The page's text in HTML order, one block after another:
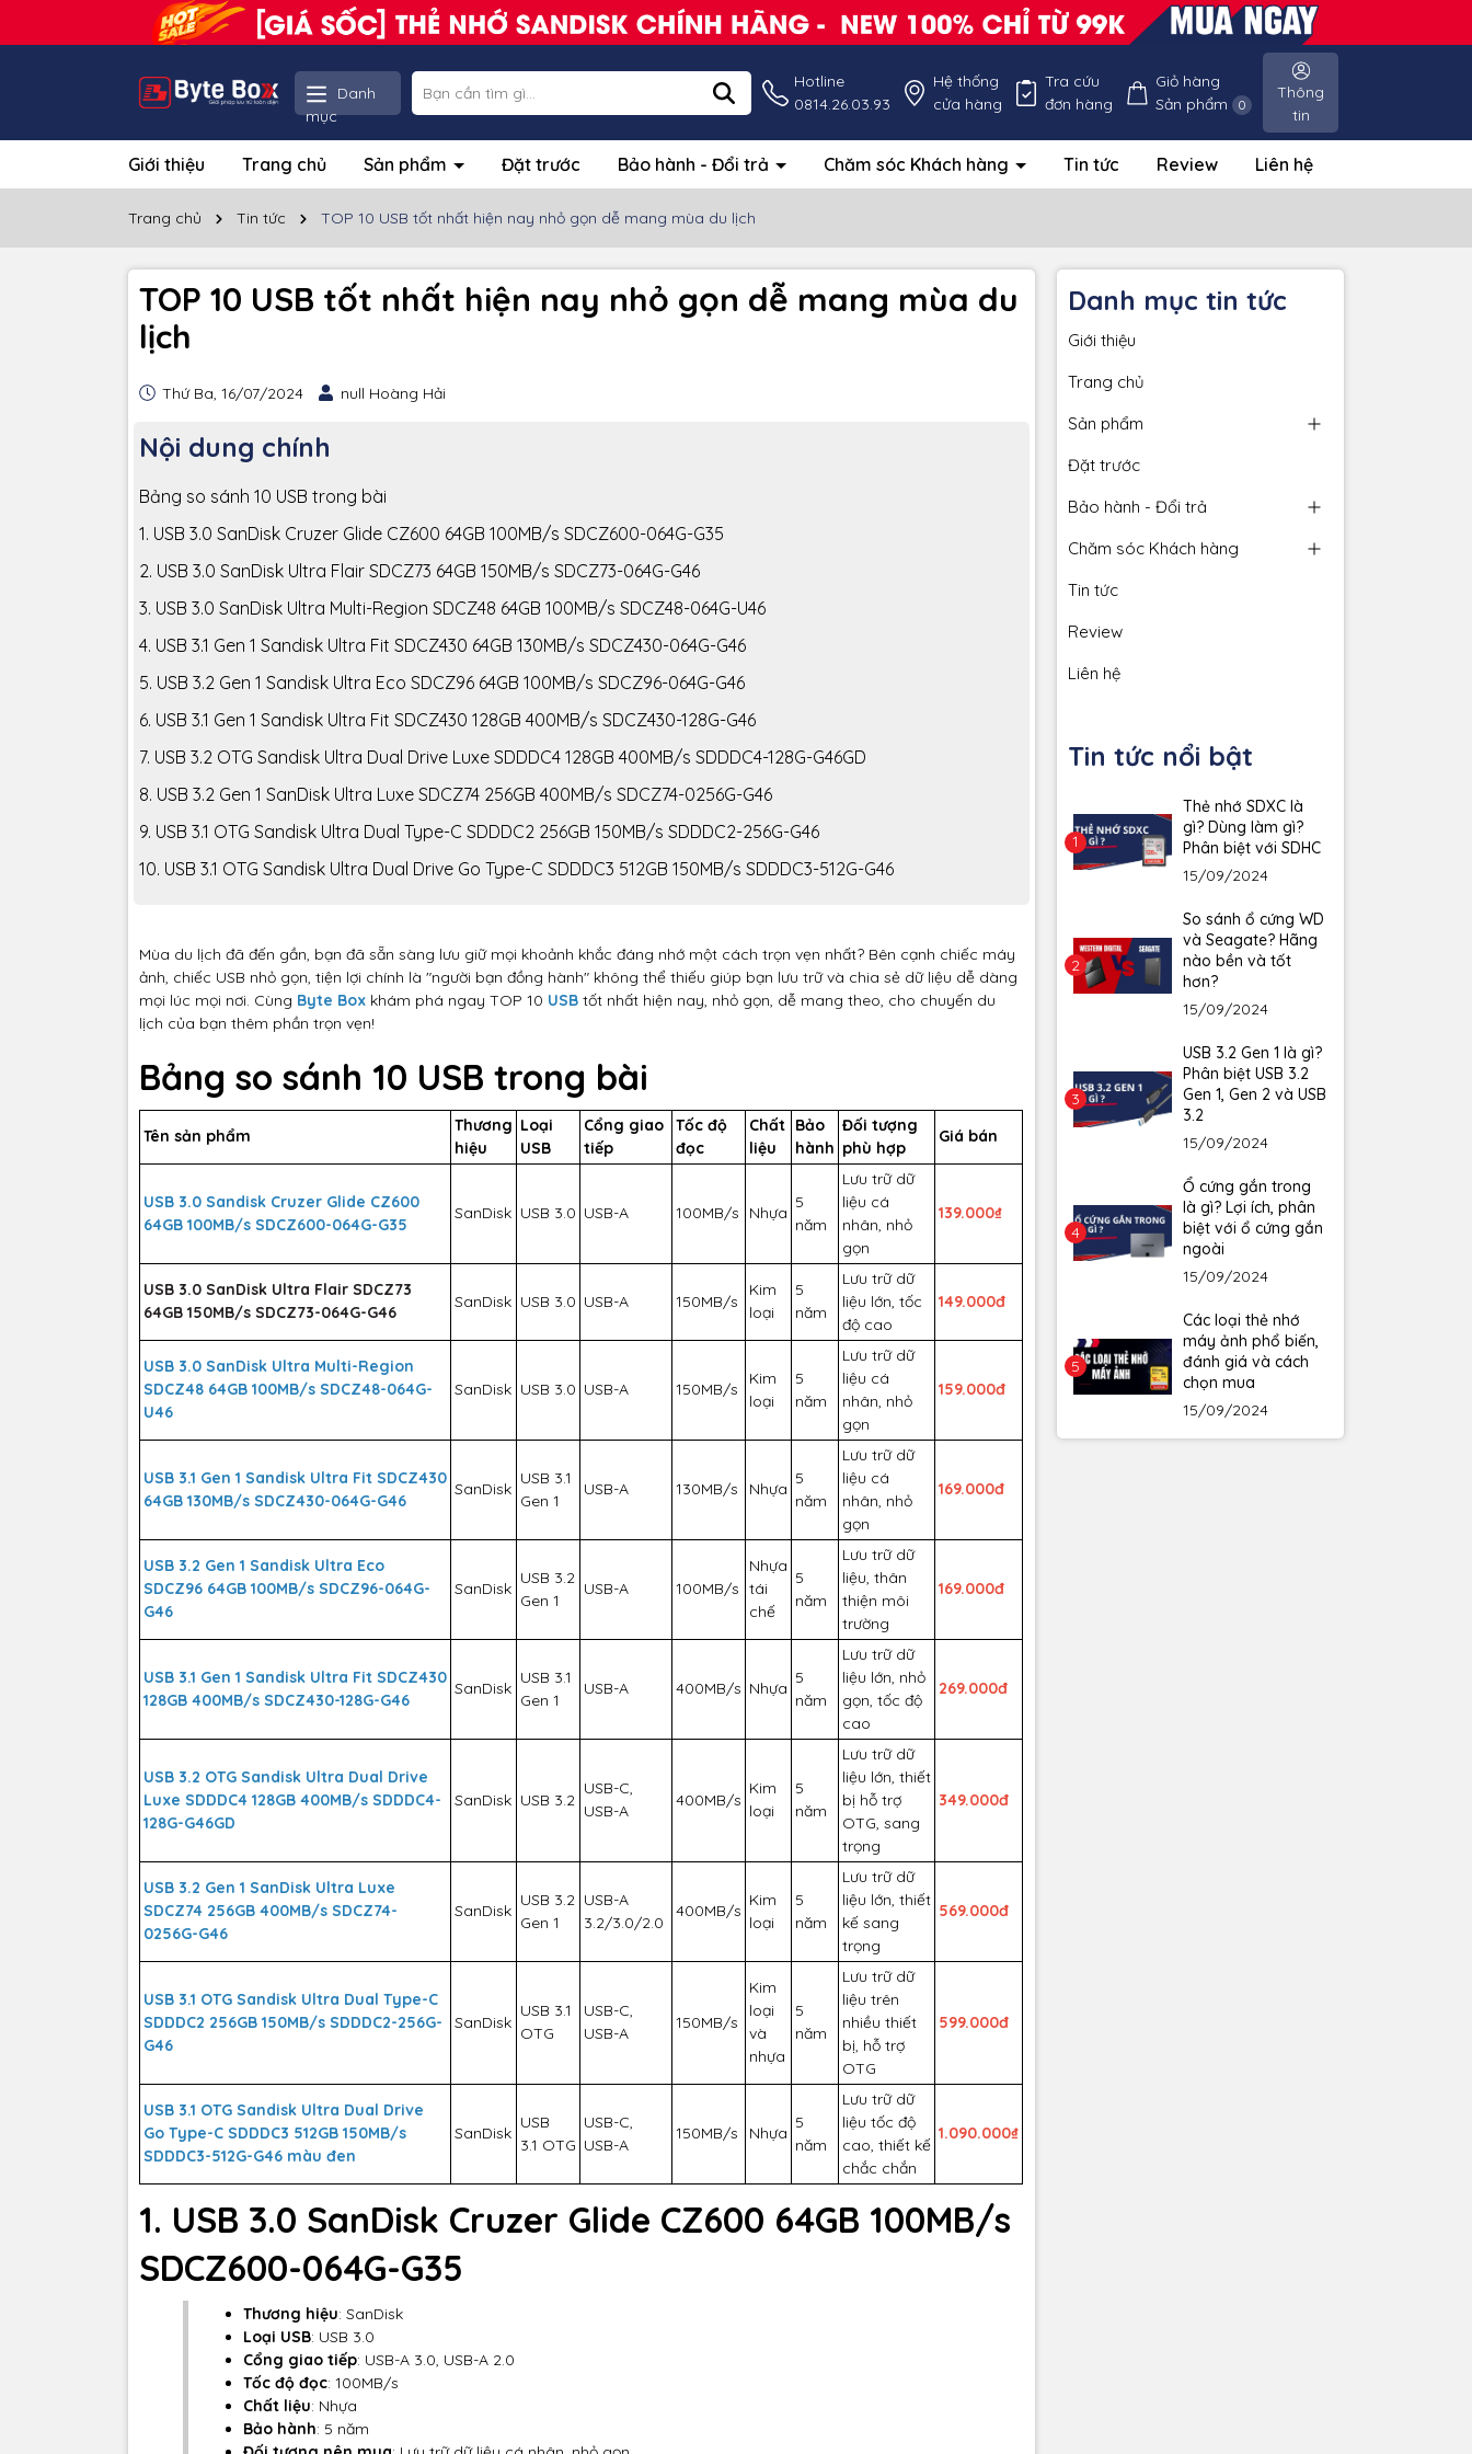
Danh
mục
Hotline
0814.26.03.93
Hệ thống
cửa hàng
Tra cứu
đơn hàng
Giỏ hàng
Sản phẩm 0
Thông
tin
Giới thiệu Trang chủ Sản phẩm Đặt trước Bảo hành - Đổi trả Chăm sóc Khách hàng Tin tức Review Liên hệ
Trang chủ Tin tức TOP 10 USB tốt nhất hiện nay nhỏ gọn dễ mang mùa du lịch
TOP 10 USB tốt nhất hiện nay nhỏ gọn dễ mang mùa du
lịch
Thứ Ba, 16/07/2024 null Hoàng Hải
Nội dung chính
Bảng so sánh 10 USB trong bài
1. USB 3.0 SanDisk Cruzer Glide CZ600 64GB 100MB/s SDCZ600-064G-G35
2. USB 3.0 SanDisk Ultra Flair SDCZ73 64GB 150MB/s SDCZ73-064G-G46
3. USB 3.0 SanDisk Ultra Multi-Region SDCZ48 64GB 100MB/s SDCZ48-064G-U46
4. USB 3.1 Gen 1 Sandisk Ultra Fit SDCZ430 64GB 130MB/s SDCZ430-064G-G46
5. USB 3.2 Gen 1 Sandisk Ultra Eco SDCZ96 64GB 100MB/s SDCZ96-064G-G46
6. USB 3.1 Gen 1 Sandisk Ultra Fit SDCZ430 128GB 400MB/s SDCZ430-128G-G46
7. USB 3.2 OTG Sandisk Ultra Dual Drive Luxe SDDDC4 128GB 400MB/s SDDDC4-128G-G46GD
8. USB 3.2 Gen 1 SanDisk Ultra Luxe SDCZ74 256GB 400MB/s SDCZ74-0256G-G46
9. USB 3.1 OTG Sandisk Ultra Dual Type-C SDDDC2 256GB 150MB/s SDDDC2-256G-G46
10. USB 3.1 OTG Sandisk Ultra Dual Drive Go Type-C SDDDC3 512GB 150MB/s SDDDC3-512G-G46
Mùa du lịch đã đến gần, bạn đã sẵn sàng lưu giữ mọi khoảnh khắc đáng nhớ một cách trọn vẹn nhất? Bên cạnh chiếc máy
ảnh, chiếc USB nhỏ gọn, tiện lợi chính là "người bạn đồng hành" không thể thiếu giúp bạn lưu trữ và chia sẻ dữ liệu dễ dàng
mọi lúc mọi nơi. Cùng Byte Box khám phá ngay TOP 10 USB tốt nhất hiện nay, nhỏ gọn, dễ mang theo, cho chuyến du
lịch của bạn thêm phần trọn vẹn!
Bảng so sánh 10 USB trong bài
Tên sản phẩm
Thương
hiệu
Loại
USB
Cổng giao
tiếp
Tốc độ
đọc
Chất
liệu
Bảo
hành
Đối tượng
phù hợp
Giá bán
USB 3.0 Sandisk Cruzer Glide CZ600
64GB 100MB/s SDCZ600-064G-G35
SanDisk USB 3.0 USB-A 100MB/s Nhựa
5
năm
Lưu trữ dữ
liệu cá
nhân, nhỏ
gọn
139.000₫
USB 3.0 SanDisk Ultra Flair SDCZ73
64GB 150MB/s SDCZ73-064G-G46
SanDisk USB 3.0 USB-A 150MB/s
Kim
loại
5
năm
Lưu trữ dữ
liệu lớn, tốc
độ cao
149.000đ
USB 3.0 SanDisk Ultra Multi-Region
SDCZ48 64GB 100MB/s SDCZ48-064G-
U46
SanDisk USB 3.0 USB-A 150MB/s
Kim
loại
5
năm
Lưu trữ dữ
liệu cá
nhân, nhỏ
gọn
159.000đ
USB 3.1 Gen 1 Sandisk Ultra Fit SDCZ430
64GB 130MB/s SDCZ430-064G-G46
SanDisk
USB 3.1
Gen 1
USB-A 130MB/s Nhựa
5
năm
Lưu trữ dữ
liệu cá
nhân, nhỏ
gọn
169.000đ
USB 3.2 Gen 1 Sandisk Ultra Eco
SDCZ96 64GB 100MB/s SDCZ96-064G-
G46
SanDisk
USB 3.2
Gen 1
USB-A 100MB/s
Nhựa
tái
chế
5
năm
Lưu trữ dữ
liệu, thân
thiện môi
trường
169.000đ
USB 3.1 Gen 1 Sandisk Ultra Fit SDCZ430
128GB 400MB/s SDCZ430-128G-G46
SanDisk
USB 3.1
Gen 1
USB-A 400MB/s Nhựa
5
năm
Lưu trữ dữ
liệu lớn, nhỏ
gọn, tốc độ
cao
269.000đ
USB 3.2 OTG Sandisk Ultra Dual Drive
Luxe SDDDC4 128GB 400MB/s SDDDC4-
128G-G46GD
SanDisk USB 3.2
USB-C,
USB-A
400MB/s
Kim
loại
5
năm
Lưu trữ dữ
liệu lớn, thiết
bị hỗ trợ
OTG, sang
trọng
349.000đ
USB 3.2 Gen 1 SanDisk Ultra Luxe
SDCZ74 256GB 400MB/s SDCZ74-
0256G-G46
SanDisk
USB 3.2
Gen 1
USB-A
3.2/3.0/2.0
400MB/s
Kim
loại
5
năm
Lưu trữ dữ
liệu lớn, thiết
kế sang
trọng
569.000đ
USB 3.1 OTG Sandisk Ultra Dual Type-C
SDDDC2 256GB 150MB/s SDDDC2-256G-
G46
SanDisk
USB 3.1
OTG
USB-C,
USB-A
150MB/s
Kim
loại
và
nhựa
5
năm
Lưu trữ dữ
liệu trên
nhiều thiết
bị, hỗ trợ
OTG
599.000đ
USB 3.1 OTG Sandisk Ultra Dual Drive
Go Type-C SDDDC3 512GB 150MB/s
SDDDC3-512G-G46 màu đen
SanDisk
USB
3.1 OTG
USB-C,
USB-A
150MB/s Nhựa
5
năm
Lưu trữ dữ
liệu tốc độ
cao, thiết kế
chắc chắn
1.090.000₫
1. USB 3.0 SanDisk Cruzer Glide CZ600 64GB 100MB/s
SDCZ600-064G-G35
Thương hiệu: SanDisk
Loại USB: USB 3.0
Cổng giao tiếp: USB-A 3.0, USB-A 2.0
Tốc độ đọc: 100MB/s
Chất liệu: Nhựa
Bảo hành: 5 năm
Danh mục tin tức
Giới thiệu
Trang chủ
Sản phẩm
Đặt trước
Bảo hành - Đổi trả
Chăm sóc Khách hàng
Tin tức
Review
Liên hệ
Tin tức nổi bật
1
Thẻ nhớ SDXC là
gì? Dùng làm gì?
Phân biệt với SDHC
15/09/2024
2
So sánh ổ cứng WD
và Seagate? Hãng
nào bền và tốt
hơn?
15/09/2024
3
USB 3.2 Gen 1 là gì?
Phân biệt USB 3.2
Gen 1, Gen 2 và USB
3.2
15/09/2024
4
Ổ cứng gắn trong
là gì? Lợi ích, phân
biệt với ổ cứng gắn
ngoài
15/09/2024
5
Các loại thẻ nhớ
máy ảnh phổ biến,
đánh giá và cách
chọn mua
15/09/2024